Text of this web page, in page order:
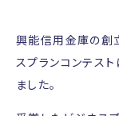
興能信用金庫の創
スプランコンテス
ました。